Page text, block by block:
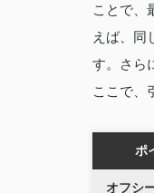
ことで、
えば、同
す。さら
ここで、
ポ
オフシ